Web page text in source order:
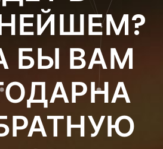
БЫ ВАМ